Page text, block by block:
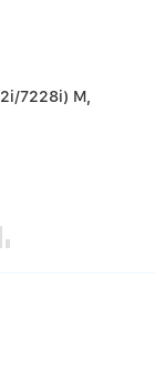
7228i) M,